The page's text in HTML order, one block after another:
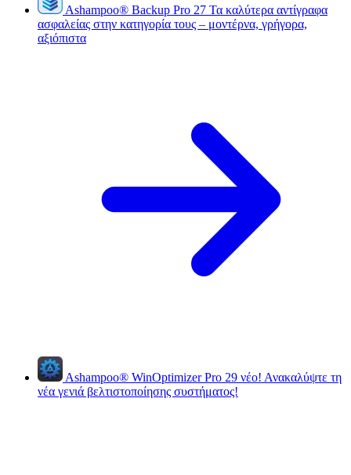
Ashampoo® Backup Pro 27 Τα καλύτερα αντίγραφα
ασφαλείας στην κατηγορία τους – μοντέρνα, γρήγορα,
αξιόπιστα
Ashampoo® WinOptimizer Pro 29 νέο! Ανακαλύψτε τη
νέα γενιά βελτιστοποίησης συστήματος!